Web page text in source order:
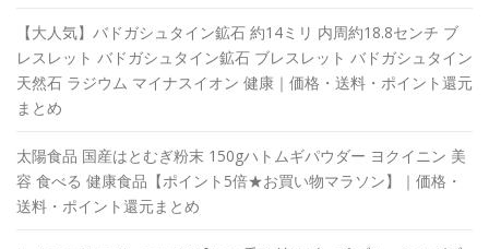
【大人気】バドガシュタイン鉱石 約14ミリ 内周約18.8センチ ブ
レスレット バドガシュタイン鉱石 ブレスレット バドガシュタイン
天然石 ラジウム マイナスイオン 健康｜価格・送料・ポイント還元
まとめ
太陽食品 国産はとむぎ粉末 150gハトムギパウダー ヨクイニン 美
容 食べる 健康食品【ポイント5倍★お買い物マラソン】｜価格・
送料・ポイント還元まとめ